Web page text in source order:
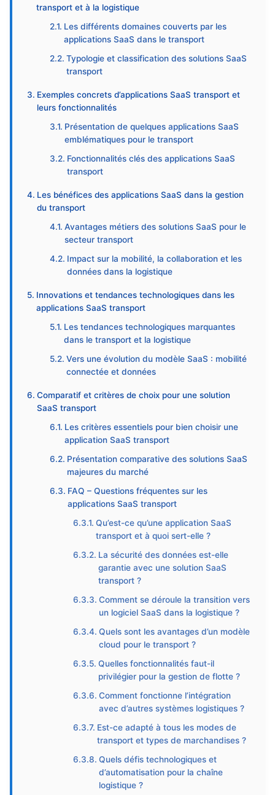
transport et à la logistique
Les différents domaines couverts par les
applications SaaS dans le transport
Typologie et classification des solutions SaaS
transport
Exemples concrets d’applications SaaS transport et
leurs fonctionnalités
Présentation de quelques applications SaaS
emblématiques pour le transport
Fonctionnalités clés des applications SaaS
transport
Les bénéfices des applications SaaS dans la gestion
du transport
Avantages métiers des solutions SaaS pour le
secteur transport
Impact sur la mobilité, la collaboration et les
données dans la logistique
Innovations et tendances technologiques dans les
applications SaaS transport
Les tendances technologiques marquantes
dans le transport et la logistique
Vers une évolution du modèle SaaS : mobilité
connectée et données
Comparatif et critères de choix pour une solution
SaaS transport
Les critères essentiels pour bien choisir une
application SaaS transport
Présentation comparative des solutions SaaS
majeures du marché
FAQ – Questions fréquentes sur les
applications SaaS transport
Qu’est-ce qu’une application SaaS
transport et à quoi sert-elle ?
La sécurité des données est-elle
garantie avec une solution SaaS
transport ?
Comment se déroule la transition vers
un logiciel SaaS dans la logistique ?
Quels sont les avantages d’un modèle
cloud pour le transport ?
Quelles fonctionnalités faut-il
privilégier pour la gestion de flotte ?
Comment fonctionne l’intégration
avec d’autres systèmes logistiques ?
Est-ce adapté à tous les modes de
transport et types de marchandises ?
Quels défis technologiques et
d’automatisation pour la chaîne
logistique ?